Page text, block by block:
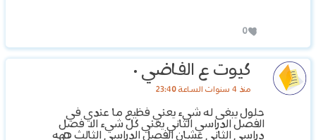
0
كيوت ع الفاضي ٠
منذ 4 سنوات الساعة 23:40
حلول يبغى له شيء يعني فظيع ما عندي في
الفصل الدراسي الثاني يعني كل شيء الا فصل
دراسي الثاني عشان الفصل الدراسي الثالث ههه